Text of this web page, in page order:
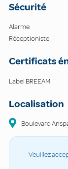
Sécurité
Alarme
Réceptioniste
Certificats
Label BREEAM
Localisation
Boulevard
Veuillez